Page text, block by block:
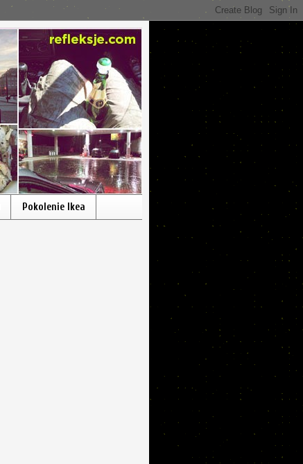
Pokolenie Ikea